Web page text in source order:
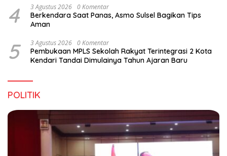
4 3 Agustus 2026 0 Komentar
Berkendara Saat Panas, Asmo Sulsel Bagikan Tips
Aman
5 3 Agustus 2026 0 Komentar
Pembukaan MPLS Sekolah Rakyat Terintegrasi 2 Kota
Kendari Tandai Dimulainya Tahun Ajaran Baru
POLITIK